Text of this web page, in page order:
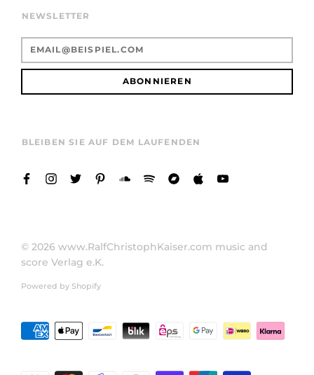
NEWSLETTER
ABONNIEREN
BLEIBEN SIE AUF DEM LAUFENDEN
© 2026 www.RalfChristophKaiser.com music and
score Verlag e.K.
Powered by Shopify